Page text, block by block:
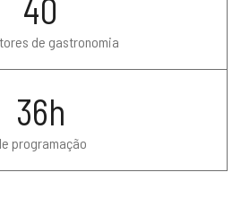
40
de gastronomia
36h
programação